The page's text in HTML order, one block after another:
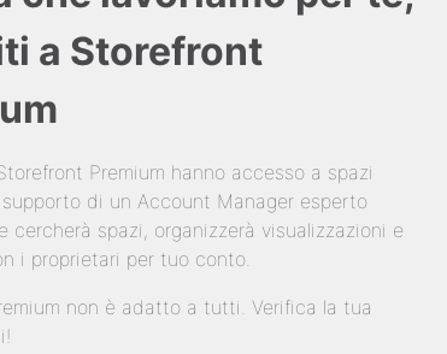
a Storefront
Premium hanno accesso a spazi
di un Account Manager esperto
cercherà spazi, organizzerà visualizzazioni e
i proprietari per tuo conto.
non è adatto a tutti. Verifica la tua